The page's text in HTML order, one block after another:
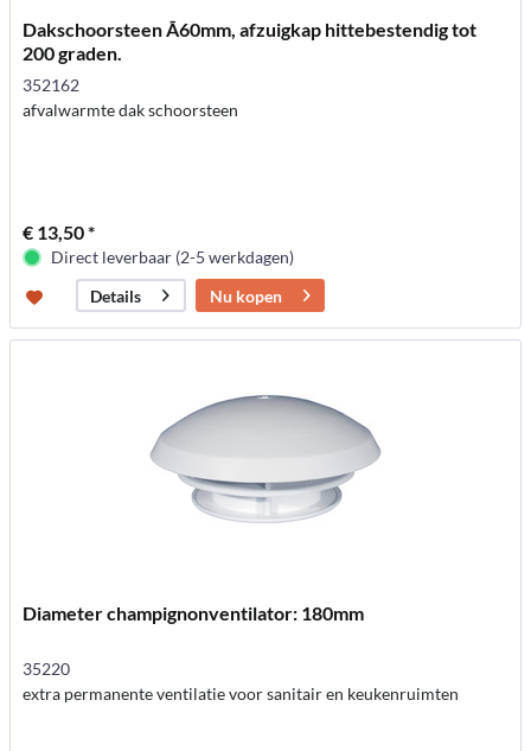
Dakschoorsteen Ã60mm, afzuigkap hittebestendig tot
200 graden.
352162
afvalwarmte dak schoorsteen
€ 13,50 *
Direct leverbaar (2-5 werkdagen)
Details
Nu kopen
Diameter champignonventilator: 180mm
35220
extra permanente ventilatie voor sanitair en keukenruimten